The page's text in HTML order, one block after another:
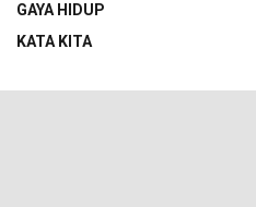
GAYA HIDUP
KATA KITA